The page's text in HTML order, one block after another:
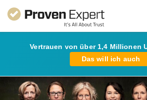
Vertrauen von über 1,4 Millionen
Das will ich auch